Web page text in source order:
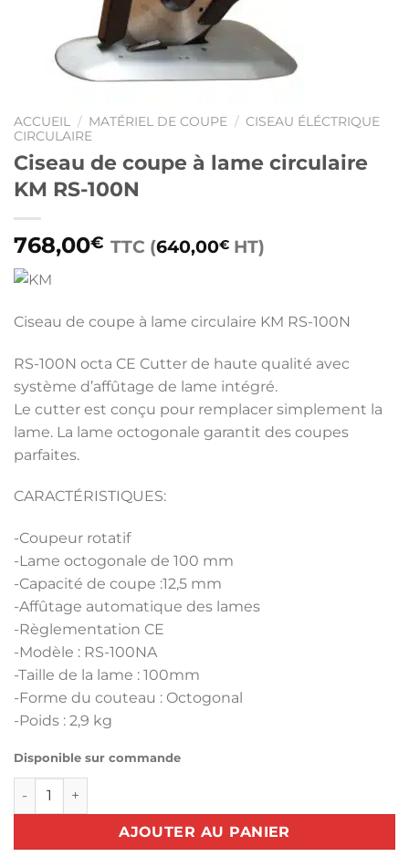
ACCUEIL / MATÉRIEL DE COUPE / CISEAU ÉLÉCTRIQUE
CIRCULAIRE
Ciseau de coupe à lame circulaire
KM RS-100N
768,00€ TTC (640,00€ HT)
Ciseau de coupe à lame circulaire KM RS-100N
RS-100N octa CE Cutter de haute qualité avec
système d’affûtage de lame intégré.
Le cutter est conçu pour remplacer simplement la
lame. La lame octogonale garantit des coupes
parfaites.
CARACTÉRISTIQUES:
-Coupeur rotatif
-Lame octogonale de 100 mm
-Capacité de coupe :12,5 mm
-Affûtage automatique des lames
-Règlementation CE
-Modèle : RS-100NA
-Taille de la lame : 100mm
-Forme du couteau : Octogonal
-Poids : 2,9 kg
Disponible sur commande
quantité de Ciseau de coupe à lame circulaire KM RS-100N
AJOUTER AU PANIER